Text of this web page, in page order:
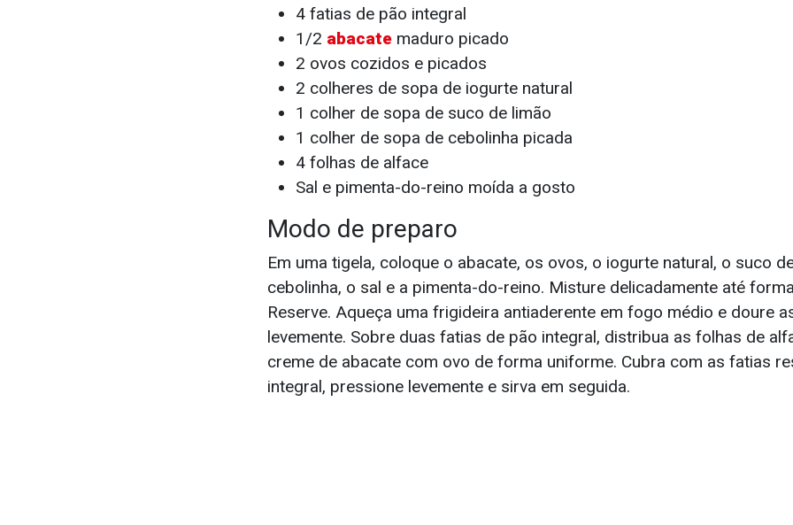
4 fatias de pão integral
1/2 abacate maduro picado
2 ovos cozidos e picados
2 colheres de sopa de iogurte natural
1 colher de sopa de suco de limão
1 colher de sopa de cebolinha picada
4 folhas de alface
Sal e pimenta-do-reino moída a gosto
Modo de preparo
Em uma tigela, coloque o abacate, os ovos, o iogurte natural, o suco
cebolinha, o sal e a pimenta-do-reino. Misture delicadamente até
Reserve. Aqueça uma frigideira antiaderente em fogo médio e doure
levemente. Sobre duas fatias de pão integral, distribua as folhas de
creme de abacate com ovo de forma uniforme. Cubra com as fatias
integral, pressione levemente e sirva em seguida.